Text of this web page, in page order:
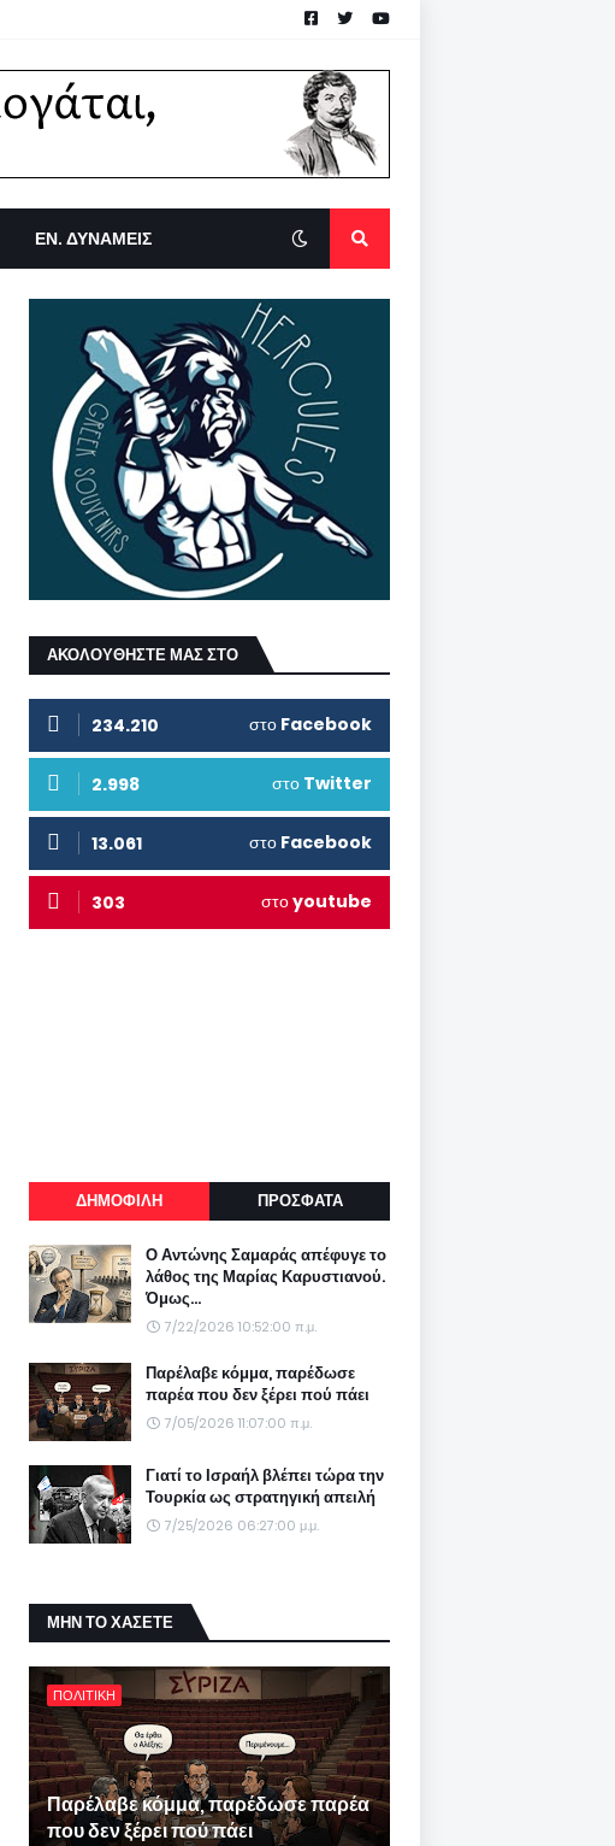
ΕΝ. ΔΥΝΑΜΕΙΣ
ΑΚΟΛΟΥΘΗΣΤΕ ΜΑΣ ΣΤΟ
234.210 στο Facebook
2.998 στο Twitter
13.061 στο Facebook
303 στοyoutube
ΔΗΜΟΦΙΛΗ ΠΡΟΣΦΑΤΑ
Ο Αντώνης Σαμαράς απέφυγε το
λάθος της Μαρίας Καρυστιανού.
Όμως...
7/22/2026 10:52:00 π.μ.
Παρέλαβε κόμμα, παρέδωσε
παρέα που δεν ξέρει πού πάει
7/05/2026 11:07:00 π.μ.
Γιατί το Ισραήλ βλέπει τώρα την
Τουρκία ως στρατηγική απειλή
7/25/2026 06:27:00 μ.μ.
ΜΗΝ ΤΟ ΧΑΣΕΤΕ
ΠΟΛΙΤΙΚΗ
Παρέλαβε κόμμα, παρέδωσε παρέα
που δεν ξέρει πού πάει